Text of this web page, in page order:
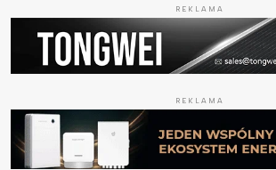
REKLAMA
REKLAMA